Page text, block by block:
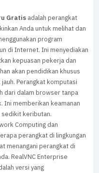
Gratis adalah perangkat
Anda untuk melihat dan
program
di Internet. Ini menyediakan
kepuasan pekerja dan
akan pendidikan khusus
Perangkat komputasi
dari dalam browser tanpa
Ini memberikan keamanan
sedikit keributan.
Computing dan
perangkat di lingkungan
menangani perangkat di
RealVNC Enterprise
versi yang